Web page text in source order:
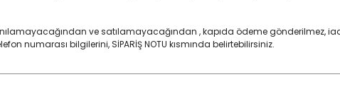
ve satılamayacağından , kapıda ödeme gönderilmez,
numarası bilgilerini, SİPARİŞ NOTU kısmında belirtebilirsiniz.